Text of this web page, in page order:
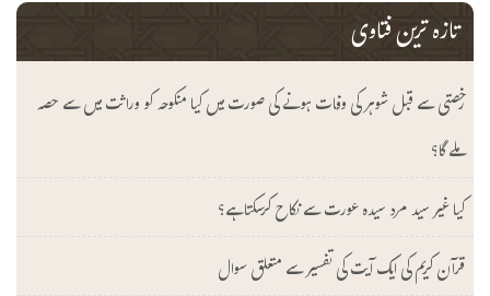
تازہ ترین فتاوی
رخصتی سے قبل شوہر کی وفات ہونے کی صورت میں کیا منکوحہ کو وراثت میں سے حصہ
ملے گا؟
کیا غیر سید مرد سیدہ عورت سے نکاح کرسکتا ہے؟
قرآن کریم کی ایک آیت کی تفسیر سے متعلق سوال